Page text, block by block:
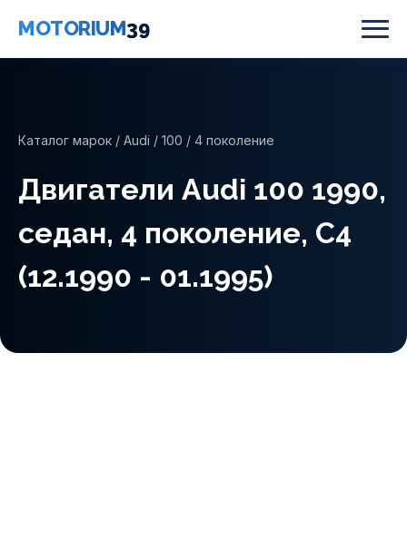
MOTORIUM39
Каталог марок / Audi / 100 / 4 поколение
Двигатели Audi 100 1990,
седан, 4 поколение, C4
(12.1990 - 01.1995)